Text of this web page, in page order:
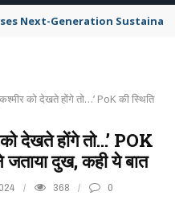
Next-Generation
को देखते होंगे तो…’ PoK की स्थिति
देखते होंगे तो…’ POK
दुख, कही ये बात
368 0